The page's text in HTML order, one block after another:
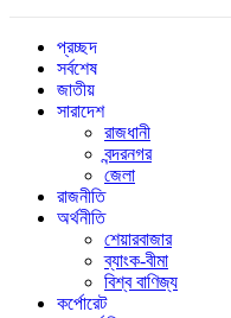
প্রচ্ছদ
সর্বশেষ
জাতীয়
সারাদেশ
রাজধানী
বন্দরনগর
জেলা
রাজনীতি
অর্থনীতি
শেয়ারবাজার
ব্যাংক-বীমা
বিশ্ব বাণিজ্য
কর্পোরেট